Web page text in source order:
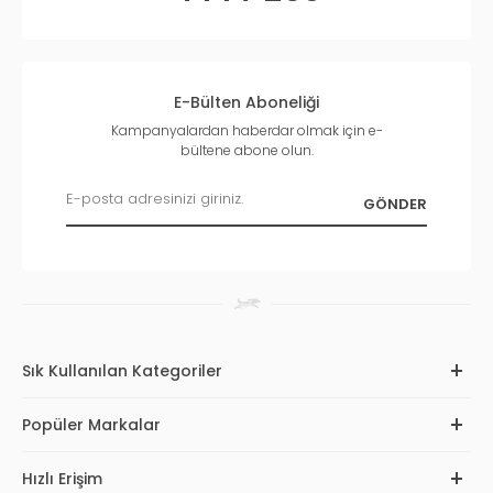
E-Bülten Aboneliği
Kampanyalardan haberdar olmak için e-
bültene abone olun.
Sık Kullanılan Kategoriler
Popüler Markalar
Hızlı Erişim